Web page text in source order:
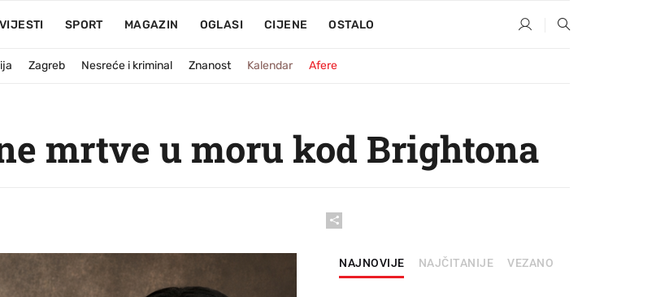
VIJESTI SPORT MAGAZIN OGLASI CIJENE OSTALO
Zagreb Nesreće i kriminal Znanost Kalendar Afere
mrtve u moru kod Brightona
NAJNOVIJE NAJČITANIJE VEZANO